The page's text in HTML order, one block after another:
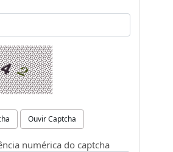
Ouvir Captcha
numérica do captcha